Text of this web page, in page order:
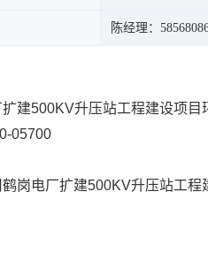
陈经理：
建500KV升压站工程建设项
05700
岗电厂扩建500KV升压站工